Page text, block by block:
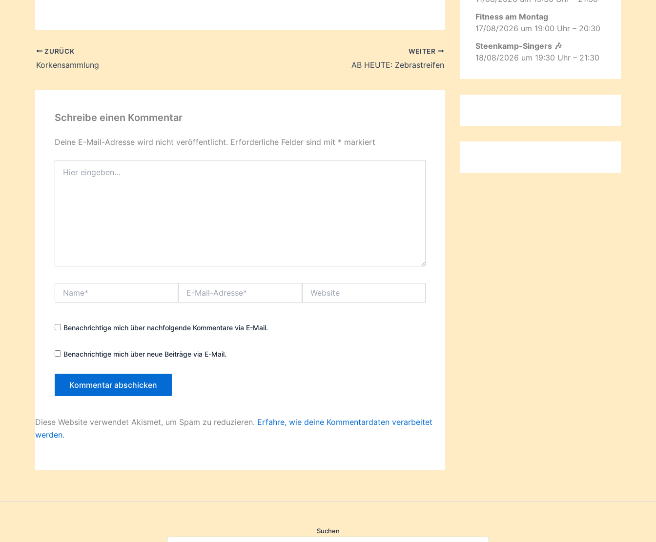
ZURÜCK
Korkensammlung
WEITER
AB HEUTE: Zebrastreifen
Schreibe einen Kommentar
Deine E-Mail-Adresse wird nicht veröffentlicht. Erforderliche Felder sind mit * markiert
eingeben…
Mail-
Benachrichtige mich über nachfolgende Kommentare via E-Mail.
Benachrichtige mich über neue Beiträge via E-Mail.
Diese Website verwendet Akismet, um Spam zu reduzieren. Erfahre, wie deine Kommentardaten verarbeitet
werden.
Fitness am Montag
17/08/2026 um 19:00 Uhr – 20:30
Steenkamp-Singers 🎶
18/08/2026 um 19:30 Uhr – 21:30
Suchen